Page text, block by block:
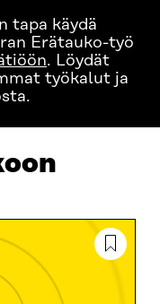
tapa käydä
Erätauko-työ
. Löydät
työkalut ja